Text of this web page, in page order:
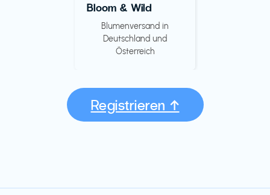
Bloom & Wild
Blumenversand in
Deutschland und
Österreich
Registrieren ↑